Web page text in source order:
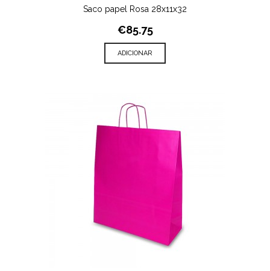
Saco papel Rosa 28x11x32
€85.75
ADICIONAR